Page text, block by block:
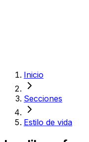
Inicio
Secciones
Estilo de vida